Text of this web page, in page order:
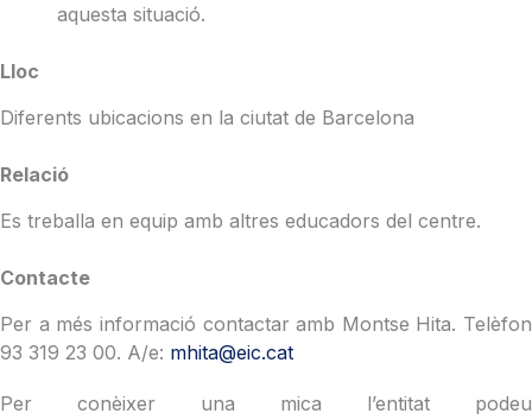
aquesta situació.
Lloc
Diferents ubicacions en la ciutat de Barcelona
Relació
Es treballa en equip amb altres educadors del centre.
Contacte
Per a més informació contactar amb Montse Hita. Telèfon
93 319 23 00. A/e: mhita@eic.cat
Per conèixer una mica l’entitat podeu